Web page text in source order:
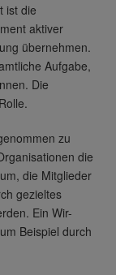
ist die
aktiver
übernehmen.
Aufgabe,
Die
zu
die
die Mitglieder
gezieltes
Ein Wir-
Beispiel durch